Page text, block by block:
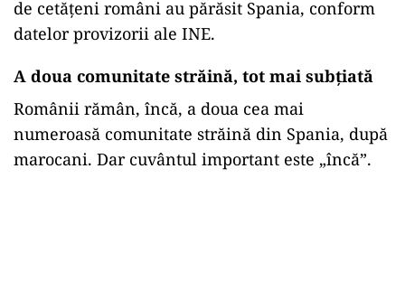
de cetățeni români au părăsit Spania, conform
datelor provizorii ale INE.
A doua comunitate străină, tot mai subțiată
Românii rămân, încă, a doua cea mai
numeroasă comunitate străină din Spania, după
marocani. Dar cuvântul important este „încă”.